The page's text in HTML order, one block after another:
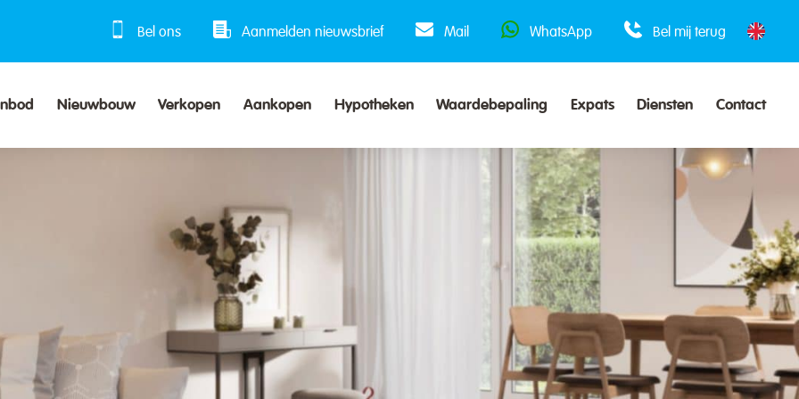
Bel ons Aanmelden nieuwsbrief Mail WhatsApp Bel mij terug
Nieuwbouw Verkopen Aankopen Hypotheken Waardebepaling Expats Diensten Contact